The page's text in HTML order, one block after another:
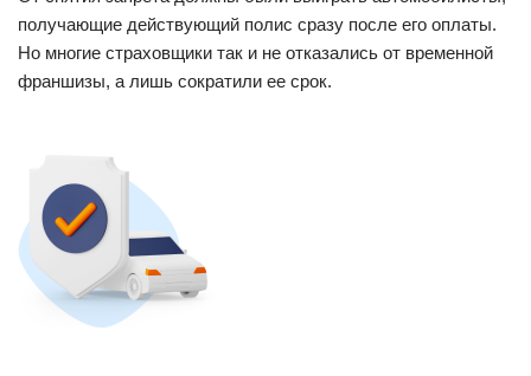
получающие действующий полис сразу после его оплаты.
Но многие страховщики так и не отказались от временной
франшизы, а лишь сократили ее срок.